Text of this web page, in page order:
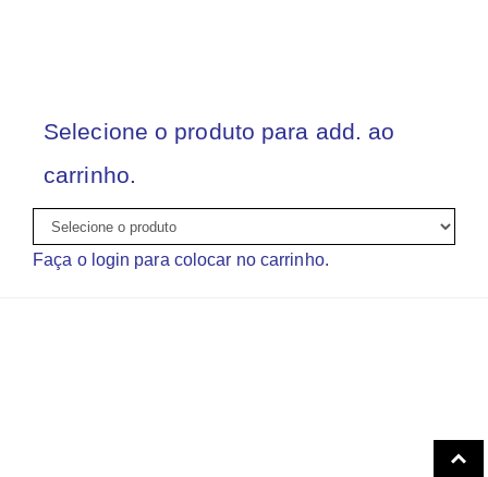
Selecione o produto para add. ao
carrinho.
Faça o login para colocar no carrinho.